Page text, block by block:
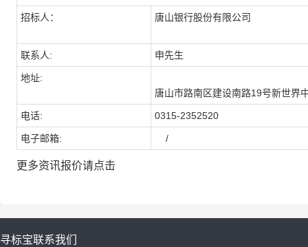
招标人： 唐山银行股份有限公司
联系人: 申先生
地址:
唐山市路南区建设南路19号新世界
电话: 0315-2352520
电子邮箱: /
更多资讯报价请点击
寻标宝联系我们